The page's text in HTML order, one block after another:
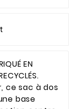
EN
ce sac à dos
base